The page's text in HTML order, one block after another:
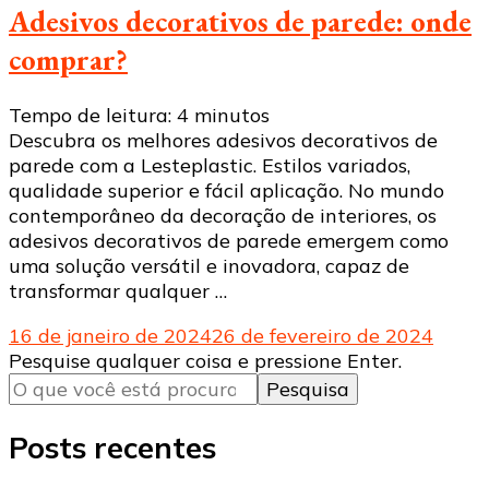
Adesivos decorativos de parede: onde
comprar?
Tempo de leitura: 4 minutos
Descubra os melhores adesivos decorativos de
parede com a Lesteplastic. Estilos variados,
qualidade superior e fácil aplicação. No mundo
contemporâneo da decoração de interiores, os
adesivos decorativos de parede emergem como
uma solução versátil e inovadora, capaz de
transformar qualquer …
16 de janeiro de 202426 de fevereiro de 2024
Procurando
algo?
Pesquise qualquer coisa e pressione Enter.
Posts recentes